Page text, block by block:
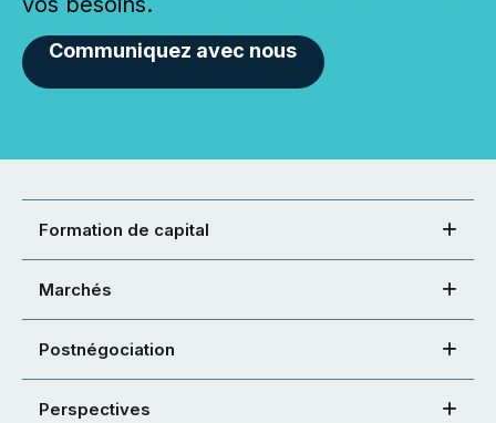
Communiquez avec nous
Formation de capital
Marchés
Postnégociation
Perspectives